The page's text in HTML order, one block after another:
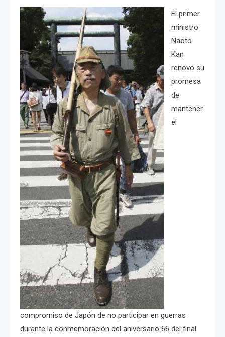
El primer
ministro
Naoto
Kan
renovó su
promesa
de
mantener
el
compromiso de Japón de no participar en guerras
durante la conmemoración del aniversario 66 del final